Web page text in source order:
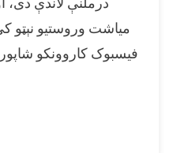
میاشت وروستیو نېټو
فیسبوک کاروونکو